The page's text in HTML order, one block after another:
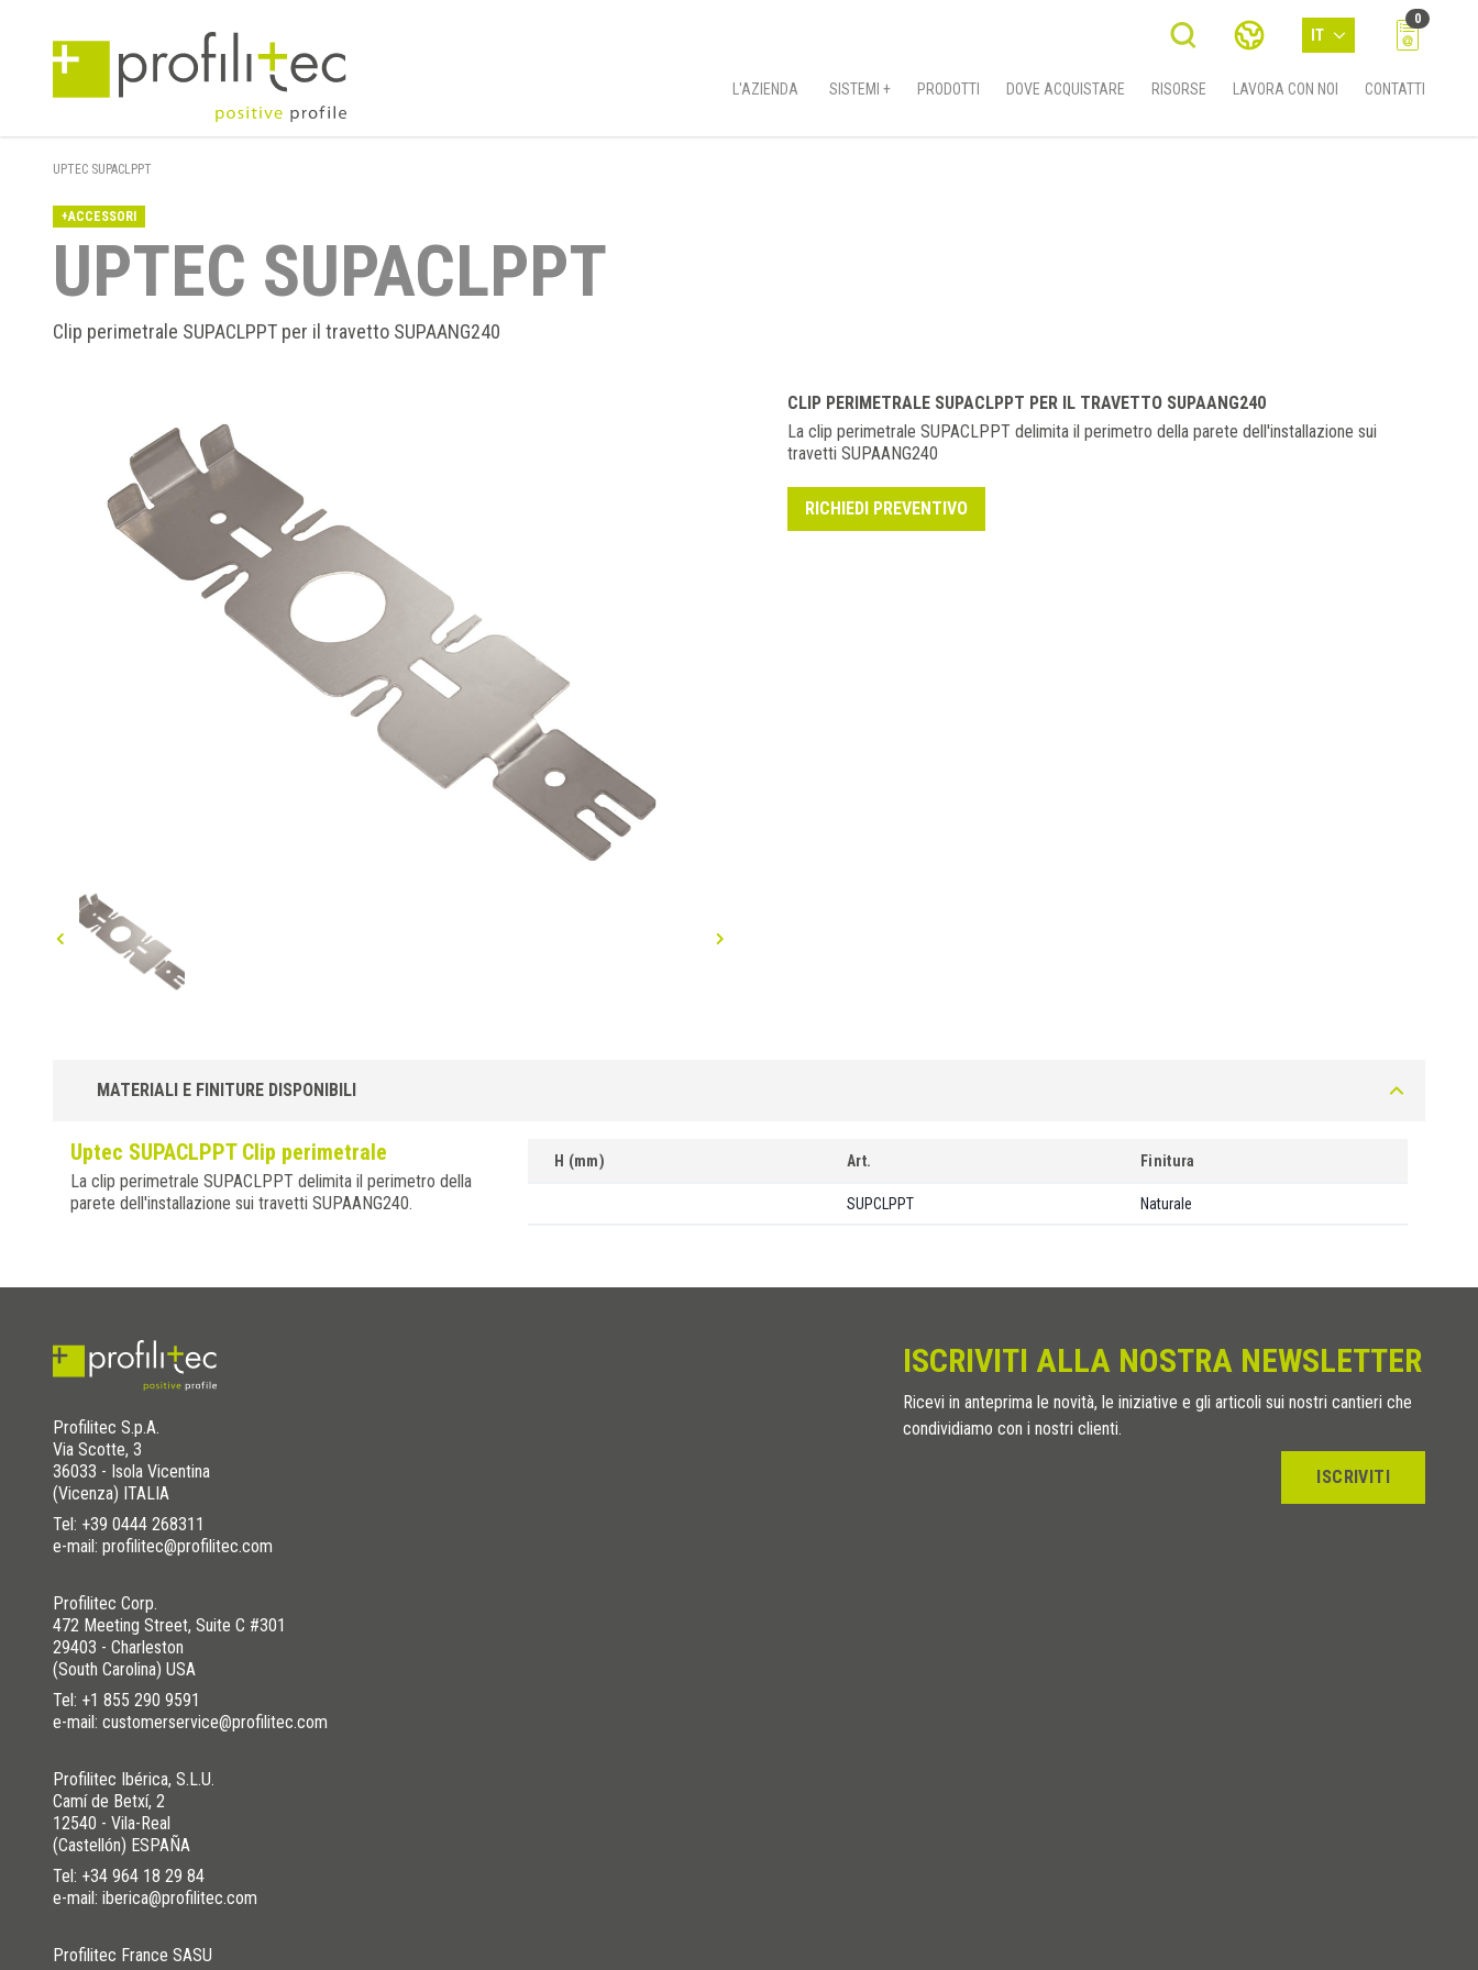
IT
0
L'AZIENDA SISTEMI + PRODOTTI DOVE ACQUISTARE RISORSE LAVORA CON NOI CONTATTI
UPTEC SUPACLPPT
+ACCESSORI
UPTEC SUPACLPPT
Clip perimetrale SUPACLPPT per il travetto SUPAANG240
CLIP PERIMETRALE SUPACLPPT PER IL TRAVETTO SUPAANG240
La clip perimetrale SUPACLPPT delimita il perimetro della parete dell'installazione sui
travetti SUPAANG240
RICHIEDI PREVENTIVO
MATERIALI E FINITURE DISPONIBILI
Uptec SUPACLPPT Clip perimetrale
La clip perimetrale SUPACLPPT delimita il perimetro della
parete dell'installazione sui travetti SUPAANG240.
H (mm) Art. Finitura
SUPCLPPT Naturale
Profilitec S.p.A.
Via Scotte, 3
36033 - Isola Vicentina
(Vicenza) ITALIA
Tel: +39 0444 268311
e-mail: profilitec@profilitec.com
Profilitec Corp.
472 Meeting Street, Suite C #301
29403 - Charleston
(South Carolina) USA
Tel: +1 855 290 9591
e-mail: customerservice@profilitec.com
Profilitec Ibérica, S.L.U.
Camí de Betxí, 2
12540 - Vila-Real
(Castellón) ESPAÑA
Tel: +34 964 18 29 84
e-mail: iberica@profilitec.com
Profilitec France SASU
ISCRIVITI ALLA NOSTRA NEWSLETTER
Ricevi in anteprima le novità, le iniziative e gli articoli sui nostri cantieri che
condividiamo con i nostri clienti.
ISCRIVITI